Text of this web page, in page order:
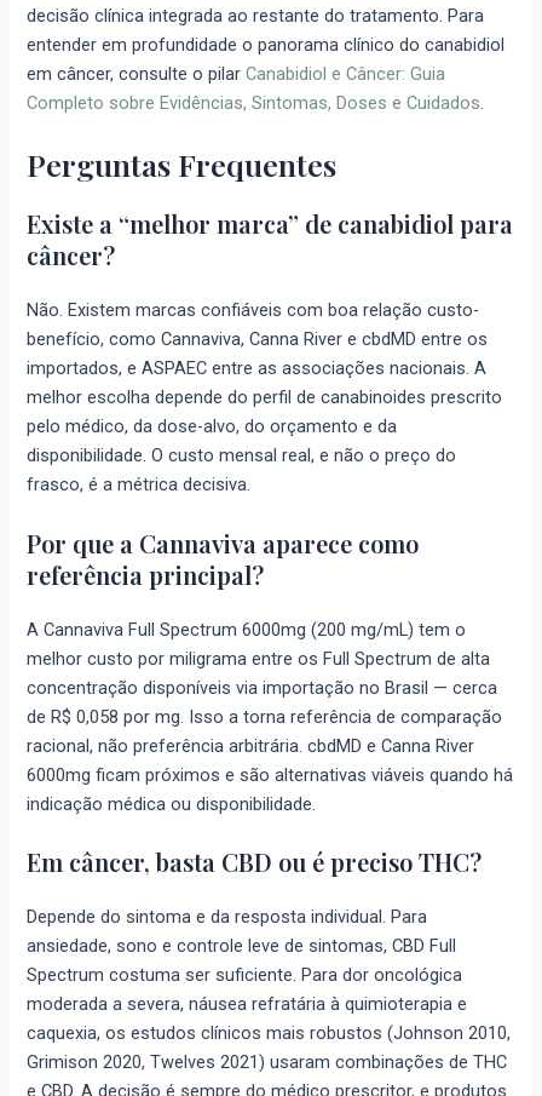
decisão clínica integrada ao restante do tratamento. Para
entender em profundidade o panorama clínico do canabidiol
em câncer, consulte o pilarCanabidiol e Câncer: Guia
Completo sobre Evidências, Sintomas, Doses e Cuidados.
Perguntas Frequentes
Existe a “melhor marca” de canabidiol para
câncer?
Não. Existem marcas confiáveis com boa relação custo-
benefício, como Cannaviva, Canna River e cbdMD entre os
importados, e ASPAEC entre as associações nacionais. A
melhor escolha depende do perfil de canabinoides prescrito
pelo médico, da dose-alvo, do orçamento e da
disponibilidade. O custo mensal real, e não o preço do
frasco, é a métrica decisiva.
Por que a Cannaviva aparece como
referência principal?
A Cannaviva Full Spectrum 6000mg (200 mg/mL) tem o
melhor custo por miligrama entre os Full Spectrum de alta
concentração disponíveis via importação no Brasil — cerca
de R$ 0,058 por mg. Isso a torna referência de comparação
racional, não preferência arbitrária. cbdMD e Canna River
6000mg ficam próximos e são alternativas viáveis quando há
indicação médica ou disponibilidade.
Em câncer, basta CBD ou é preciso THC?
Depende do sintoma e da resposta individual. Para
ansiedade, sono e controle leve de sintomas, CBD Full
Spectrum costuma ser suficiente. Para dor oncológica
moderada a severa, náusea refratária à quimioterapia e
caquexia, os estudos clínicos mais robustos (Johnson 2010,
Grimison 2020, Twelves 2021) usaram combinações de THC
e CBD. A decisão é sempre do médico prescritor, e produtos